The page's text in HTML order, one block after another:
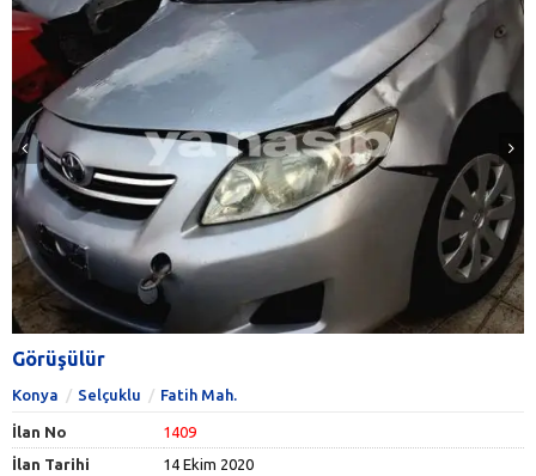
Görüşülür
Konya Selçuklu Fatih Mah.
İlan No
1409
İlan Tarihi
14 Ekim 2020